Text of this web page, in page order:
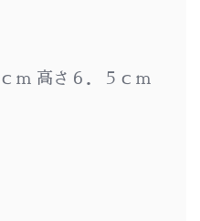
高さ６．５ｃｍ